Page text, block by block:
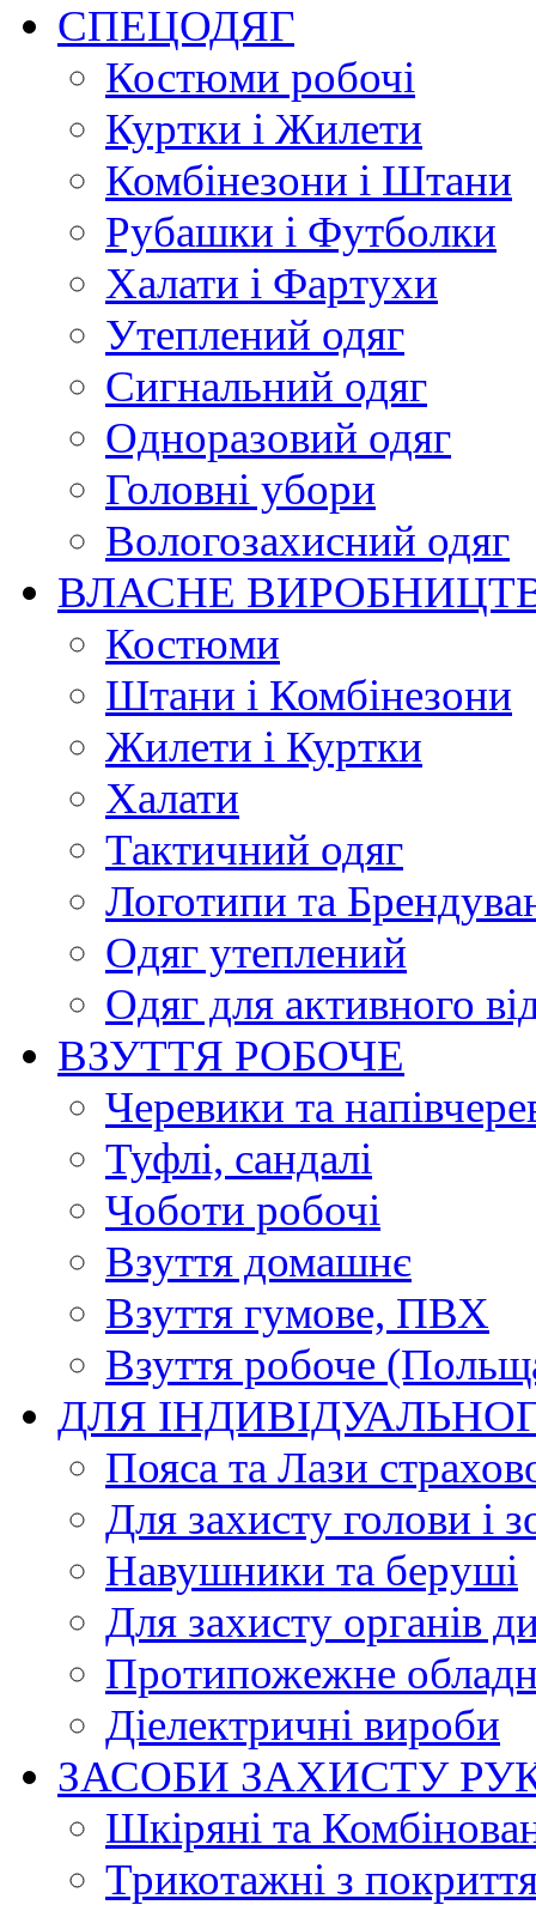
СПЕЦОДЯГ
Костюми робочі
Куртки і Жилети
Комбінезони і Штани
Рубашки і Футболки
Халати і Фартухи
Утеплений одяг
Сигнальний одяг
Одноразовий одяг
Головні убори
Вологозахисний одяг
ВЛАСНЕ
Костюми
Штани і Комбінезони
Жилети і Куртки
Халати
Тактичний одяг
Логотипи та
Одяг утеплений
Одяг для активного
ВЗУТТЯ РОБОЧЕ
Черевики та
Туфлі, сандалі
Чоботи робочі
Взуття домашнє
Взуття гумове, ПВХ
Взуття робоче
ДЛЯ
Пояса та Лази
Для захисту голови і
Навушники та беруші
Для захисту органів
Протипожежне
Діелектричні вироби
ЗАСОБИ ЗАХИСТУ
Шкіряні та
Трикотажні з